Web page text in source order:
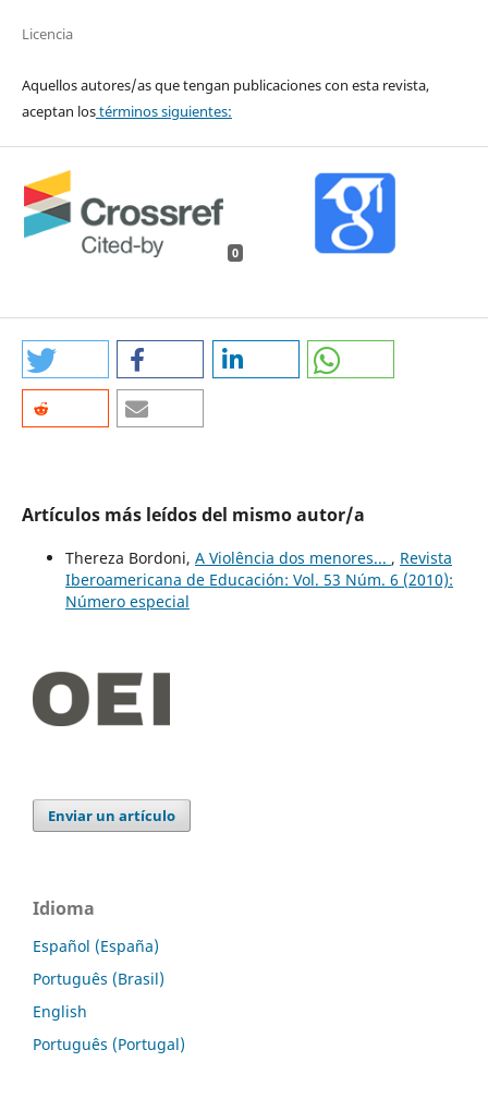
Licencia
Aquellos autores/as que tengan publicaciones con esta revista,
aceptan lostérminos siguientes:
0
Artículos más leídos del mismo autor/a
Thereza Bordoni, A Violência dos menores... , Revista
Iberoamericana de Educación: Vol. 53 Núm. 6 (2010):
Número especial
Enviar un artículo
Idioma
Español (España)
Português (Brasil)
English
Português (Portugal)